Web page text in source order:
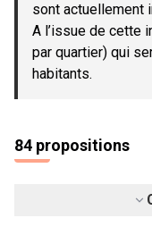
sont actuellement
A l’issue de cette
par quartier) qui
habitants.
84 propositions